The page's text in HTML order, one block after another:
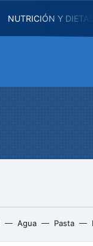
NUTRICIÓN Y
Agua Pasta